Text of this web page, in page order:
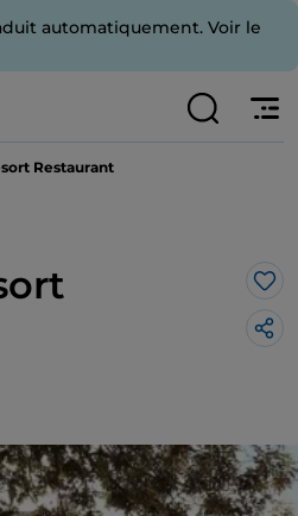
automatiquement. Voir le
Restaurant